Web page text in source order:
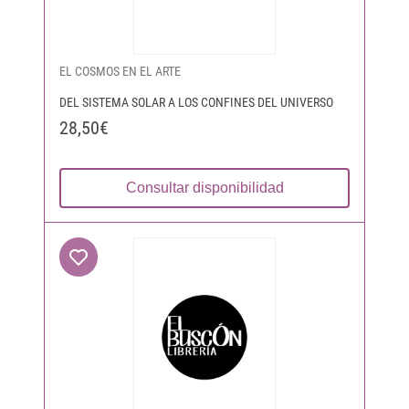
EL COSMOS EN EL ARTE
DEL SISTEMA SOLAR A LOS CONFINES DEL UNIVERSO
28,50€
Consultar disponibilidad